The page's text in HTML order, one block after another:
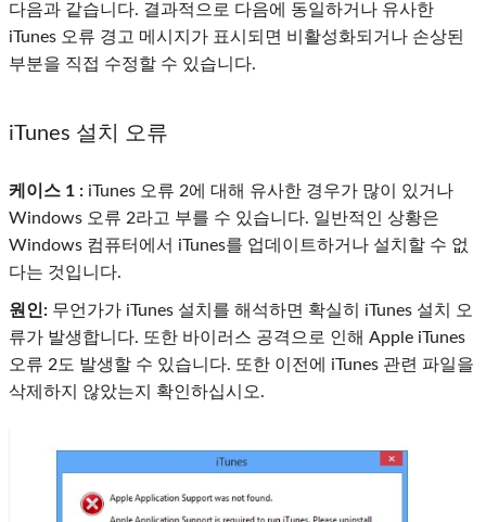
다음과 같습니다. 결과적으로 다음에 동일하거나 유사한
iTunes 오류 경고 메시지가 표시되면 비활성화되거나 손상된
부분을 직접 수정할 수 있습니다.
iTunes 설치 오류
케이스 1 : iTunes 오류 2에 대해 유사한 경우가 많이 있거나
Windows 오류 2라고 부를 수 있습니다. 일반적인 상황은
Windows 컴퓨터에서 iTunes를 업데이트하거나 설치할 수 없
다는 것입니다.
원인: 무언가가 iTunes 설치를 해석하면 확실히 iTunes 설치 오
류가 발생합니다. 또한 바이러스 공격으로 인해 Apple iTunes
오류 2도 발생할 수 있습니다. 또한 이전에 iTunes 관련 파일을
삭제하지 않았는지 확인하십시오.